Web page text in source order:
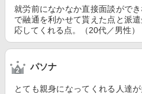
就労前になかなか直接面談がで
で融通を利かせて貰えた点と派
応してくれる点。（20代／男性）
パソナ
とても親身になってくれる人達